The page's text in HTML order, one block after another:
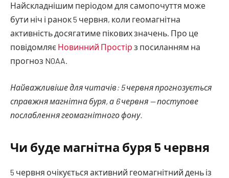
Найскладнішим періодом для самопочуття може
бути ніч і ранок 5 червня, коли геомагнітна
активність досягатиме пікових значень. Про це
повідомляє Новинний Простір з посиланням на
прогноз NOAA.
Найважливіше для читачів: 5 червня прогнозується
справжня магнітна буря, а 6 червня — поступове
послаблення геомагнітного фону.
Чи буде магнітна буря 5 червня
5 червня очікується активний геомагнітний день із